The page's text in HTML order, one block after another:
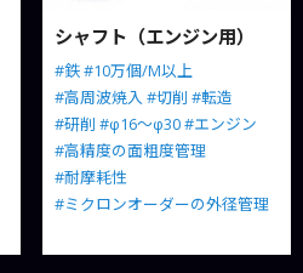
シャフト（エンジン用）
#鉄#10万個/M以上
#高周波焼入 #切削 #転造
#研削 #φ16～φ30#エンジン
#高精度の面粗度管理
#耐摩耗性
#ミクロンオーダーの外径管理